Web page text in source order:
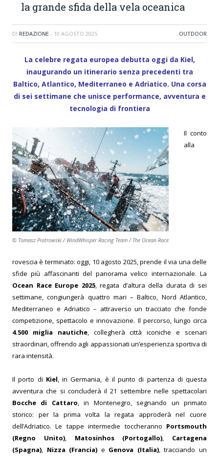
la grande sfida della vela oceanica
DI REDAZIONE - 10 AGOSTO 2025 OUTDOOR
La celebre regata europea debutta oggi da Kiel,
inaugurando un itinerario senza precedenti tra
Baltico, Atlantico, Mediterraneo e Adriatico. Una corsa
di sei settimane che unisce performance, avventura e
tecnologia di frontiera
© Tomasz Piotrowski / WindWhisper Racing Team / The Ocean Race
Il conto
alla
rovescia è terminato: oggi, 10 agosto 2025, prende il via una delle
sfide più affascinanti del panorama velico internazionale. La
Ocean Race Europe 2025, regata d’altura della durata di sei
settimane, congiungerà quattro mari – Baltico, Nord Atlantico,
Mediterraneo e Adriatico – attraverso un tracciato che fonde
competizione, spettacolo e innovazione. Il percorso, lungo circa
4.500 miglia nautiche, collegherà città iconiche e scenari
straordinari, offrendo agli appassionati un’esperienza sportiva di
rara intensità.
Il porto di Kiel, in Germania, è il punto di partenza di questa
avventura che si concluderà il 21 settembre nelle spettacolari
Bocche di Cattaro, in Montenegro, segnando un primato
storico: per la prima volta la regata approderà nel cuore
dell’Adriatico. Le tappe intermedie toccheranno Portsmouth
(Regno Unito), Matosinhos (Portogallo), Cartagena
(Spagna), Nizza (Francia) e Genova (Italia), tracciando un